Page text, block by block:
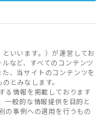
いいます。）が運営してお
など、すべてのコンテンツ
、当サイトのコンテンツを
とみなします。
る情報を掲載しております
一般的な情報提供を目的と
の事例への適用を行うもの